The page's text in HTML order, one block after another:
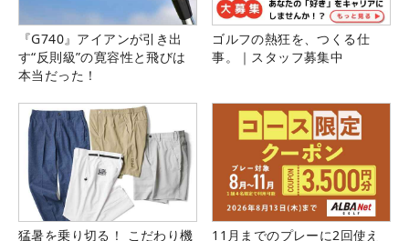
『G740』アイアンが引き出
す“反則級”の寛容性と飛びは
本当だった！
ゴルフの熱狂を、つくる仕
事。｜スタッフ募集中
猛暑を乗り切る！ こだわり機
11月までのプレーに2回使え